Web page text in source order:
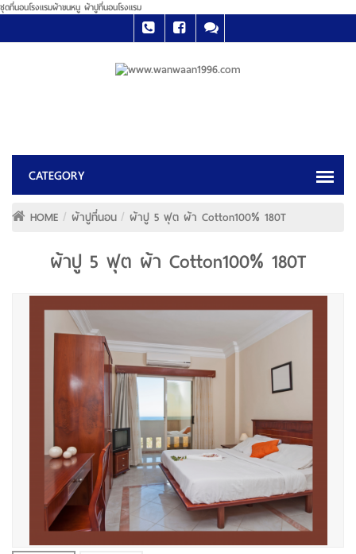
ชุดที่นอนโรงแรมผ้าขนหนู ผ้าปูที่นอนโรงแรม
HOME ผ้าปูที่นอน ผ้าปู 5 ฟุต ผ้า Cotton100% 180T
ผ้าปู 5 ฟุต ผ้า Cotton100% 180T